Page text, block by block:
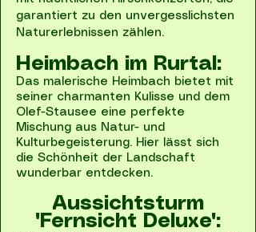
garantiert zu den unvergesslichsten
Naturerlebnissen zählen.
Heimbach im Rurtal:
Das malerische Heimbach bietet mit
seiner charmanten Kulisse und dem
Olef-Stausee eine perfekte
Mischung aus Natur- und
Kulturbegeisterung. Hier lässt sich
die Schönheit der Landschaft
wunderbar entdecken.
Aussichtsturm
"Fernsicht Deluxe":